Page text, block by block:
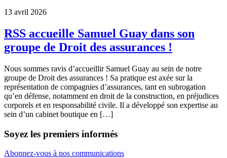
13 avril 2026
RSS accueille Samuel Guay dans son
groupe de Droit des assurances !
Nous sommes ravis d’accueillir Samuel Guay au sein de notre
groupe de Droit des assurances ! Sa pratique est axée sur la
représentation de compagnies d’assurances, tant en subrogation
qu’en défense, notamment en droit de la construction, en préjudices
corporels et en responsabilité civile. Il a développé son expertise au
sein d’un cabinet boutique en […]
Soyez les premiers informés
Abonnez-vous à nos communications